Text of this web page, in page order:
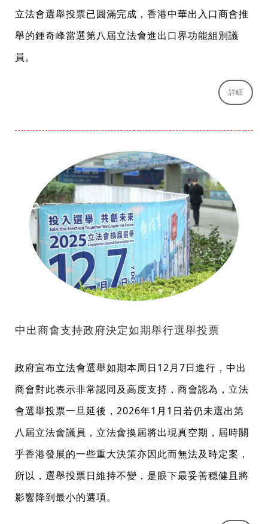
立法會選舉投票已圓滿完成，香港中華出入口商會推
舉的鍾奇峰當選第八屆立法會進出口界功能組別議
員。
詳細
中出商會支持政府決定如期舉行選舉投票
政府宣布立法會選舉如期本周日12月7日進行，中出
商會對此表示非常認同及高度支持，商會認為，立法
會選舉投票一旦延後，2026年1月1日若仍未選出第
八屆立法會議員，立法會換屆將出現真空期，屆時關
乎香港發展的一些重大決策亦因此而無法及時定案，
所以，選舉投票日維持不變，是眼下最妥善穏健且將
影響降到最小的選項。